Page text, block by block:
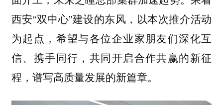
西安“双中心”建设的东风，以本次推介活动
为起点，希望与各位企业家朋友们深化互
信、携手同行，共同开启合作共赢的新征
程，谱写高质量发展的新篇章。